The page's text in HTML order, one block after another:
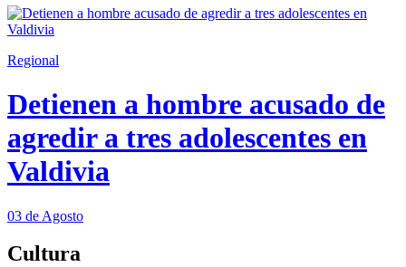
Regional
Detienen a hombre acusado de
agredir a tres adolescentes en
Valdivia
03 de Agosto
Cultura